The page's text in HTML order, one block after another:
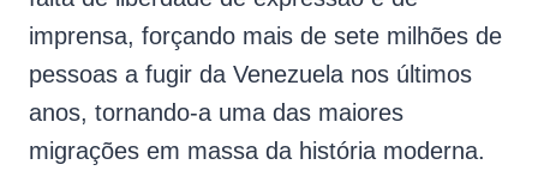
imprensa, forçando mais de sete milhões de
pessoas a fugir da Venezuela nos últimos
anos, tornando-a uma das maiores
migrações em massa da história moderna.